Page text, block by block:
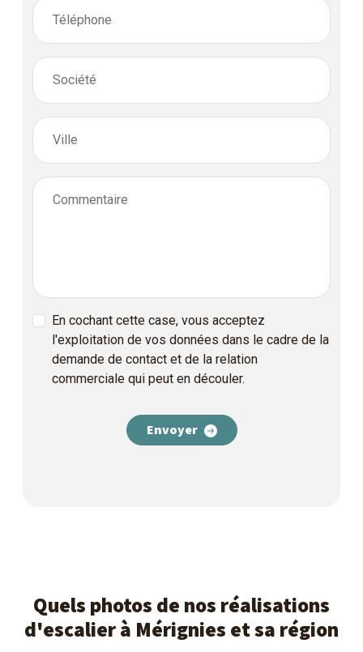
Téléphone
Société
Ville
Commentaire
En cochant cette case, vous acceptez
l'exploitation de vos données dans le cadre de la
demande de contact et de la relation
commerciale qui peut en découler.
Envoyer
Quels photos de nos réalisations
d'escalier à Mérignies et sa région